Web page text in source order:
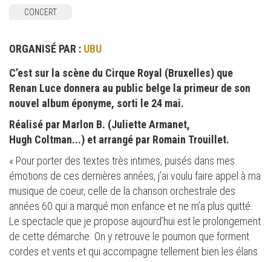
CONCERT
ORGANISÉ PAR : UBU
C’est sur la scène du Cirque Royal (Bruxelles) que
Renan Luce donnera au public belge la primeur de son
nouvel album éponyme, sorti le 24 mai.
Réalisé par Marlon B. (Juliette Armanet,
Hugh Coltman...) et arrangé par Romain Trouillet.
« Pour porter des textes très intimes, puisés dans mes
émotions de ces dernières années, j’ai voulu faire appel à ma
musique de coeur, celle de la chanson orchestrale des
années 60 qui a marqué mon enfance et ne m’a plus quitté.
Le spectacle que je propose aujourd’hui est le prolongement
de cette démarche. On y retrouve le poumon que forment
cordes et vents et qui accompagne tellement bien les élans